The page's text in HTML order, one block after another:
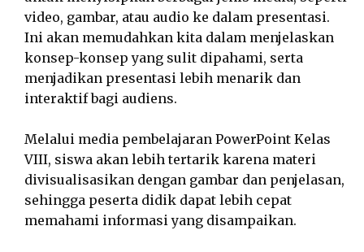
video, gambar, atau audio ke dalam presentasi.
Ini akan memudahkan kita dalam menjelaskan
konsep-konsep yang sulit dipahami, serta
menjadikan presentasi lebih menarik dan
interaktif bagi audiens.
Melalui media pembelajaran PowerPoint Kelas
VIII, siswa akan lebih tertarik karena materi
divisualisasikan dengan gambar dan penjelasan,
sehingga peserta didik dapat lebih cepat
memahami informasi yang disampaikan.